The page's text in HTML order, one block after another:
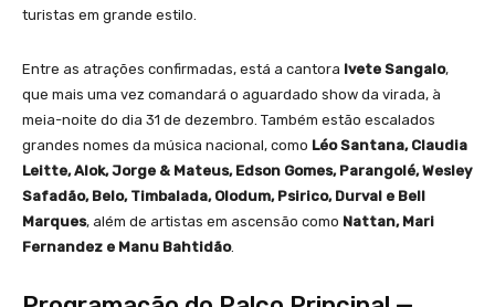
turistas em grande estilo.
Entre as atrações confirmadas, está a cantora Ivete Sangalo,
que mais uma vez comandará o aguardado show da virada, à
meia-noite do dia 31 de dezembro. Também estão escalados
grandes nomes da música nacional, como Léo Santana, Claudia
Leitte, Alok, Jorge & Mateus, Edson Gomes, Parangolé, Wesley
Safadão, Belo, Timbalada, Olodum, Psirico, Durval e Bell
Marques, além de artistas em ascensão como Nattan, Mari
Fernandez e Manu Bahtidão.